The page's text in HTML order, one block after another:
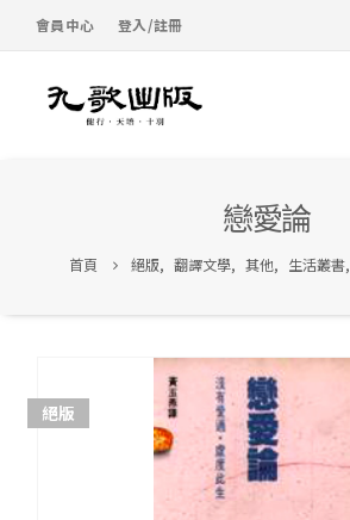
會員中心 登入/註冊
戀愛論
首頁 絕版, 翻譯文學, 其他, 生活叢書,
絕版